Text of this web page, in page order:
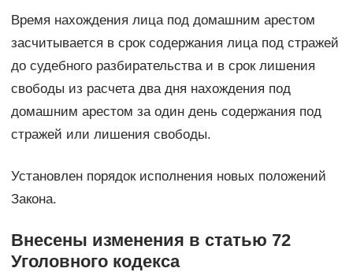
Время нахождения лица под домашним арестом
засчитывается в срок содержания лица под стражей
до судебного разбирательства и в срок лишения
свободы из расчета два дня нахождения под
домашним арестом за один день содержания под
стражей или лишения свободы.
Установлен порядок исполнения новых положений
Закона.
Внесены изменения в статью 72
Уголовного кодекса